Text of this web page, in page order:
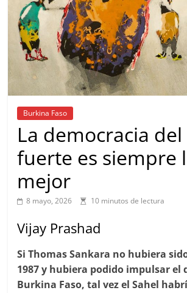
Burkina Faso
La democracia
fuerte es siempre
mejor
8 mayo, 2026 10 minutos de lectura
Vijay Prashad
Si Thomas Sankara no hubiera
1987 y hubiera podido impulsar el
Burkina Faso, tal vez el Sahel